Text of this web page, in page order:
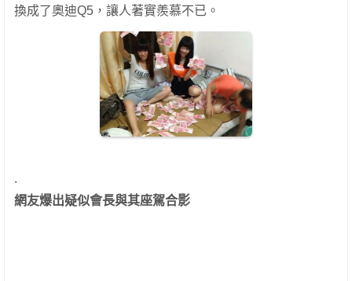
換成了奧迪Q5，讓人著實羨慕不已。
.
網友爆出疑似會長與其座駕合影